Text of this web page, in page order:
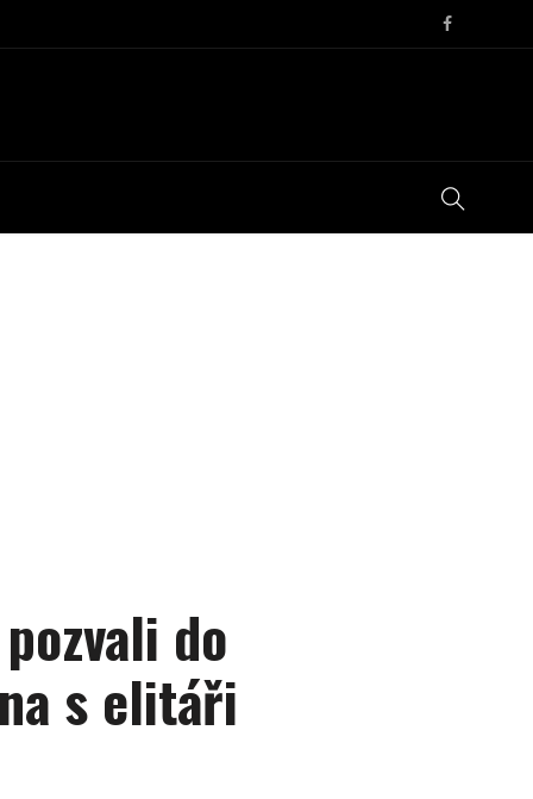
do
s elitáři